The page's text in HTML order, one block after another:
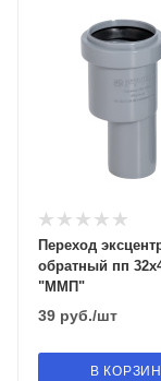
Переход
обратный пп
"ММП"
39 руб./шт
В